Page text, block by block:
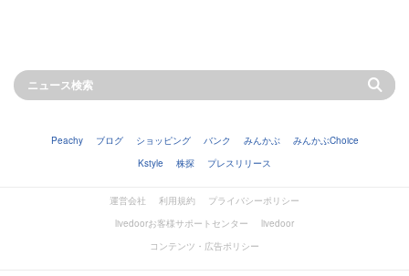
Peachy ブログ ショッピング バンク みんかぶ
みんかぶChoice
Kstyle
株探 プレスリリース
運営会社 利用規約
プライバシーポリシー
livedoorお客様サポートセンター
livedoor
コンテンツ・広告ポリシー